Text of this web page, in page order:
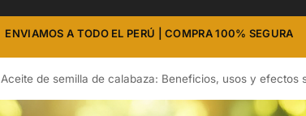
ENVIAMOS A TODO EL PERÚ | COMPRA 100% SEGURA
Aceite de semilla de calabaza: Beneficios, usos y efectos